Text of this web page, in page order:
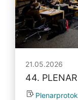
21.05.2026
44.